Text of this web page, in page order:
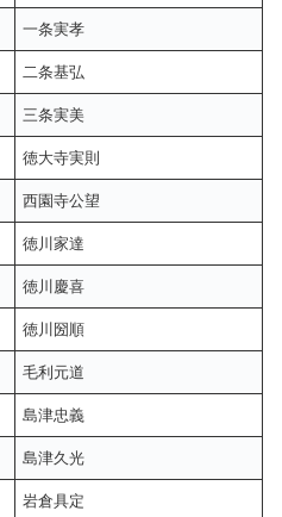
一条実孝
二条基弘
三条実美
徳大寺実則
西園寺公望
徳川家達
徳川慶喜
徳川圀順
毛利元道
島津忠義
島津久光
岩倉具定